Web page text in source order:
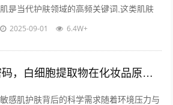
肌是当代护肤领域的高频关键词,这类肌肤
既存在屏障功能薄弱、易受外界刺激的问
导...
2025-09-01 6.4W+
解锁敏感肌护肤密码，白细胞提取物在化妆品原料中的革命性应用
敏感肌护肤背后的科学需求随着环境压力与